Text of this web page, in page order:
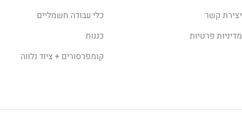
כלי עבודה חשמליים
כננות
קומפרסורים + ציוד נלווה
יצירת קשר
מדיניות פרטיות